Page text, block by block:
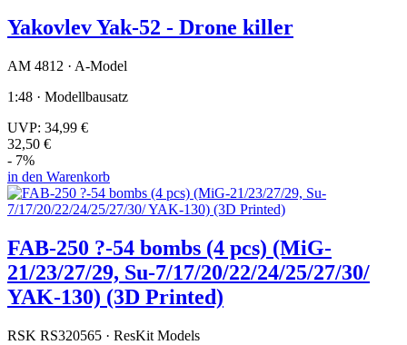
Yakovlev Yak-52 - Drone killer
AM 4812 · A-Model
1:48 · Modellbausatz
UVP: 34,99 €
32,50 €
- 7%
in den Warenkorb
FAB-250 ?-54 bombs (4 pcs) (MiG-
21/23/27/29, Su-7/17/20/22/24/25/27/30/
YAK-130) (3D Printed)
RSK RS320565 · ResKit Models